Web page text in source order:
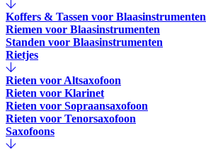
Koffers & Tassen voor Blaasinstrumenten
Riemen voor Blaasinstrumenten
Standen voor Blaasinstrumenten
Rietjes
Rieten voor Altsaxofoon
Rieten voor Klarinet
Rieten voor Sopraansaxofoon
Rieten voor Tenorsaxofoon
Saxofoons